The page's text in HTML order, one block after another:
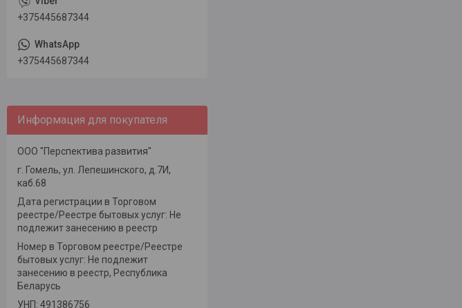
+375445687344
+375445687344
Информация для покупателя
ООО "Перспектива развития"
г. Гомель, ул. Лепешинского, д.7И,
каб.68
Дата регистрации в Торговом
реестре/Реестре бытовых услуг: Не
подлежит занесению в реестр
Номер в Торговом реестре/Реестре
бытовых услуг: Не подлежит
занесению в реестр, Республика
Беларусь
УНП: 491386756